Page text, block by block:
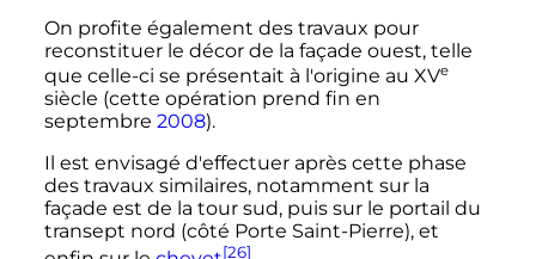
On profite également des travaux pour
reconstituer le décor de la façade ouest, telle
que celle-ci se présentait à l'origine au XVe
siècle (cette opération prend fin en
septembre 2008).
Il est envisagé d'effectuer après cette phase
des travaux similaires, notamment sur la
façade est de la tour sud, puis sur le portail du
transept nord (côté Porte Saint-Pierre), et
[26]